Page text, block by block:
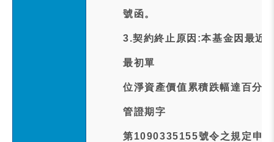
號函。
3.契約終止原因:本基金因最近
最初單
位淨資產價值累積跌幅達百分
管證期字
第1090335155號令之規定申